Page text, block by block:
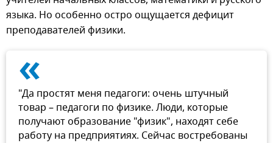
языка. Но особенно остро ощущается дефицит
преподавателей физики.
«
"Да простят меня педагоги: очень штучный
товар – педагоги по физике. Люди, которые
получают образование "физик", находят себе
работу на предприятиях. Сейчас востребованы